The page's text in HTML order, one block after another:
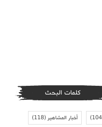
كلمات البحث
أخبار المشاهير(118)